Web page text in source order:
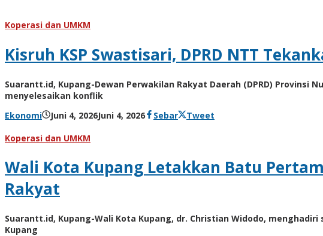
Koperasi dan UMKM
Kisruh KSP Swastisari, DPRD NTT
Suarantt.id, Kupang-Dewan Perwakilan Rakyat Daerah (DPRD)
menyelesaikan konflik
Ekonomi
Juni 4, 2026Juni 4, 2026olehSebar
Tweet
Koperasi dan UMKM
Wali Kota Kupang Letakkan Batu
Rakyat
Suarantt.id, Kupang-Wali Kota Kupang, dr. Christian Widodo,
Kupang